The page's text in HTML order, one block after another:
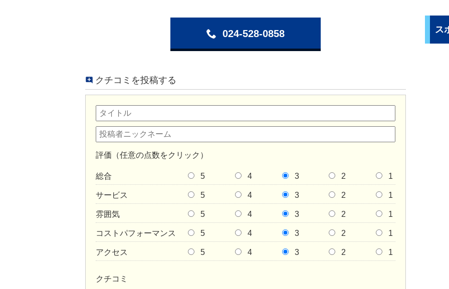
024-528-0858
クチコミを投稿する
評価（任意の点数をクリック）
総合 5 4 3 2 1
サービス 5 4 3 2 1
雰囲気 5 4 3 2 1
コストパフォーマンス 5 4 3 2 1
アクセス 5 4 3 2 1
クチコミ
ス